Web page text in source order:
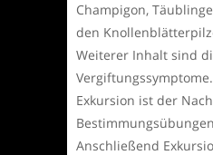
Champigon,
den
Weiterer Inhalt sind
Exkursion ist der
Anschließend